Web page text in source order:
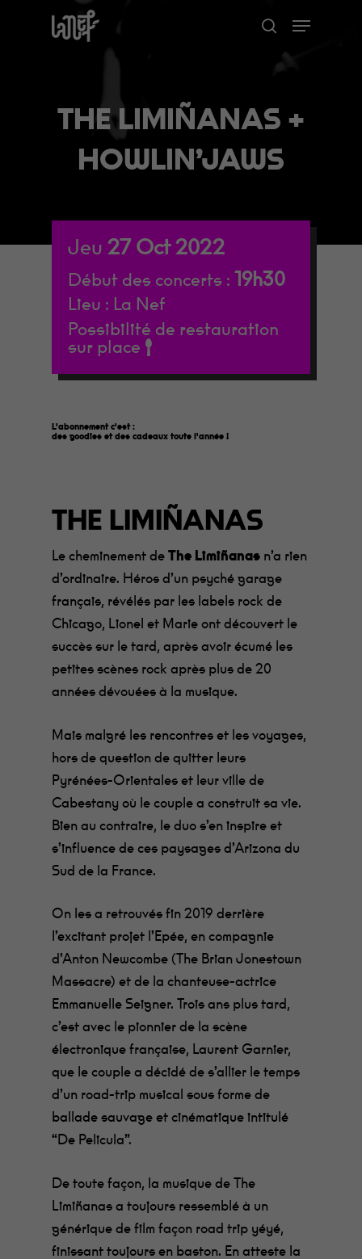
search
Menu
THE LIMIÑANAS +
HOWLIN’JAWS
Jeu 27 Oct 2022
Début des concerts : 19h30
Lieu : La Nef
Possibilité de restauration
sur place
L'abonnement c'est :
des goodies et des cadeaux toute l'année
!
THE LIMIÑANAS
Le cheminement deThe Limiñanas n’a rien
d’ordinaire. Héros d’un psyché garage
français, révélés par les labels rock de
Chicago, Lionel et Marie ont découvert le
succès sur le tard, après avoir écumé les
petites scènes rock après plus de 20
années dévouées à la musique.
Mais malgré les rencontres et les voyages,
hors de question de quitter leurs
Pyrénées-Orientales et leur ville de
Cabestany où le couple a construit sa vie.
Bien au contraire, le duo s’en inspire et
s’influence de ces paysages d’Arizona du
Sud de la France.
On les a retrouvés fin 2019 derrière
l’excitant projet l’Epée, en compagnie
d’Anton Newcombe (The Brian Jonestown
Massacre) et de la chanteuse-actrice
Emmanuelle Seigner. Trois ans plus tard,
c’est avec le pionnier de la scène
électronique française, Laurent Garnier,
que le couple a décidé de s’allier le temps
d’un road-trip musical sous forme de
ballade sauvage et cinématique intitulé
“De Pelicula”.
De toute façon, la musique de The
Limiñanas a toujours ressemblé à un
générique de film façon road trip yéyé,
finissant toujours en baston. En atteste la